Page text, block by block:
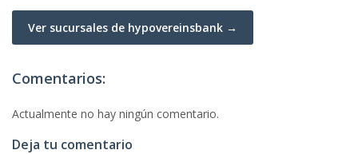
Ver sucursales de hypovereinsbank →
Comentarios:
Actualmente no hay ningún comentario.
Deja tu comentario